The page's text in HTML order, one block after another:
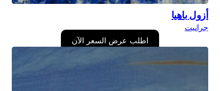
أزول باهيا
جرانيت
اطلب عرض السعر الآن